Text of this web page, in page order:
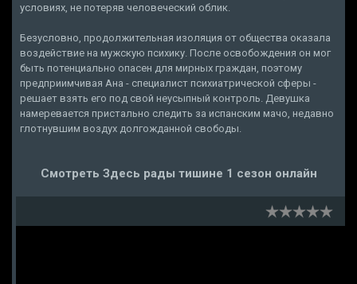
условиях, не потеряв человеческий облик.
Безусловно, продолжительная изоляция от общества оказала
воздействие на мужскую психику. После освобождения он мог
быть потенциально опасен для мирных граждан, поэтому
предприимчивая Ана - специалист психиатрической сферы -
решает взять его под свой неусыпный контроль. Девушка
намеревается пристально следить за испанским мачо, недавно
глотнувшим воздух долгожданной свободы.
Смотреть Здесь рады тишине 1 сезон онлайн